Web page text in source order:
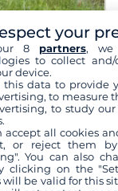
7,9 /10
partir de 1 659 €
your
8 partners, we
to collect
device.
this data to provide
to measure
to study
accept all cookies
or reject them
You can also
clicking on the
will be valid for this